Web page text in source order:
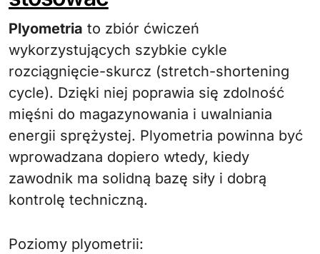
Plyometria to zbiór ćwiczeń
wykorzystujących szybkie cykle
rozciągnięcie-skurcz (stretch-shortening
cycle). Dzięki niej poprawia się zdolność
mięśni do magazynowania i uwalniania
energii sprężystej. Plyometria powinna być
wprowadzana dopiero wtedy, kiedy
zawodnik ma solidną bazę siły i dobrą
kontrolę techniczną.
Poziomy plyometrii: